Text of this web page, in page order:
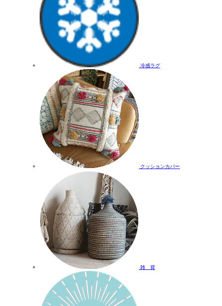
冷感ラグ
クッションカバー
雑 貨